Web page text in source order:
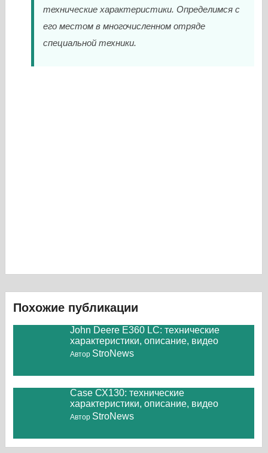
технические характеристики. Определимся с
его местом в многочисленном отряде
специальной техники.
Похожие публикации
John Deere E360 LC: технические
характеристики, описание, видео
Автор StroNews
Case СХ130: технические
характеристики, описание, видео
Автор StroNews